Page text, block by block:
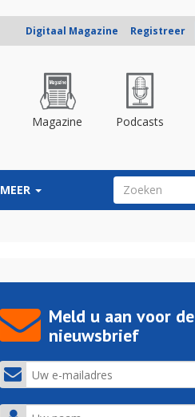
Digitaal Magazine Registreer
Magazine Podcasts
MEER ZOEKVELD
Meld u aan voor de
nieuwsbrief